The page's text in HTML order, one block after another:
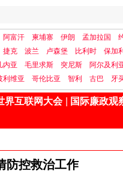
阿富汗 柬埔寨 伊朗 孟加拉国
捷克 波兰 卢森堡 比利时 保加
内亚 毛里求斯 突尼斯 阿尔及利
利维亚 哥伦比亚 智利 古巴 牙
界互联网大会 国际廉政观
防控救治工作